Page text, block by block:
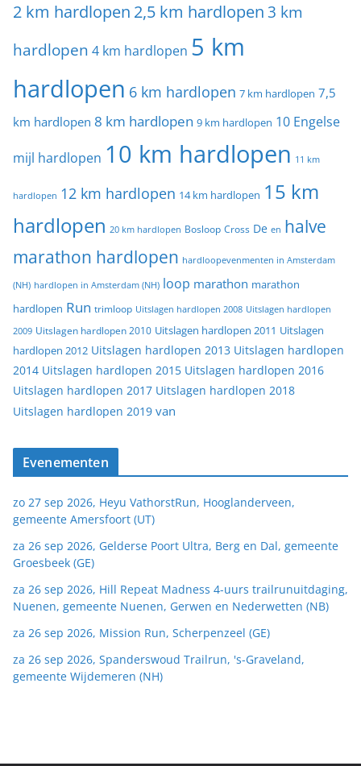
2 km hardlopen 2,5 km hardlopen 3 km
hardlopen 4 km hardlopen 5 km
hardlopen 6 km hardlopen 7 km hardlopen 7,5
km hardlopen 8 km hardlopen 9 km hardlopen 10 Engelse
mijl hardlopen 10 km hardlopen 11 km
hardlopen 12 km hardlopen 14 km hardlopen 15 km
hardlopen 20 km hardlopen Bosloop Cross De en halve
marathon hardlopen hardloopevenmenten in Amsterdam
(NH) hardlopen in Amsterdam (NH) loop marathon marathon
hardlopen Run trimloop Uitslagen hardlopen 2008 Uitslagen hardlopen
2009 Uitslagen hardlopen 2010 Uitslagen hardlopen 2011 Uitslagen
hardlopen 2012 Uitslagen hardlopen 2013 Uitslagen hardlopen
2014 Uitslagen hardlopen 2015 Uitslagen hardlopen 2016
Uitslagen hardlopen 2017 Uitslagen hardlopen 2018
Uitslagen hardlopen 2019 van
Evenementen
zo 27 sep 2026, Heyu VathorstRun, Hooglanderveen,
gemeente Amersfoort (UT)
za 26 sep 2026, Gelderse Poort Ultra, Berg en Dal, gemeente
Groesbeek (GE)
za 26 sep 2026, Hill Repeat Madness 4-uurs trailrunuitdaging,
Nuenen, gemeente Nuenen, Gerwen en Nederwetten (NB)
za 26 sep 2026, Mission Run, Scherpenzeel (GE)
za 26 sep 2026, Spanderswoud Trailrun, 's-Graveland,
gemeente Wijdemeren (NH)